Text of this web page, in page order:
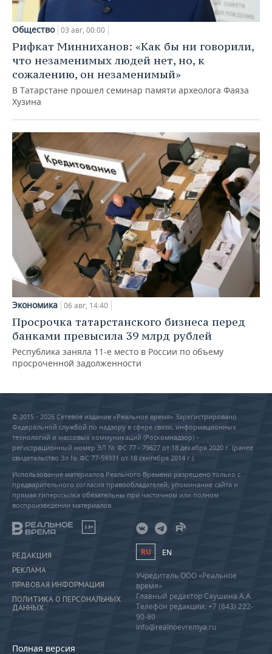
Общество 03 авг, 00:00
Рифкат Минниханов: «Как бы ни говорили,
что незаменимых людей нет, но, к
сожалению, он незаменимый»
В Татарстане прошел семинар памяти археолога Фаяза
Хузина
Экономика 06 авг, 14:40
Просрочка татарстанского бизнеса перед
банками превысила 39 млрд рублей
Республика заняла 11-е место в России по объему
просроченной задолженности
© 2015 - 2026 Сетевое издание «Реальное время» Зарегистрировано
Федеральной службой по надзору в сфере связи, информационных
технологий и массовых коммуникаций (Роскомнадзор) –
регистрационный номер ЭЛ № ФС 77 - 79627 от 18 декабря 2020 г. (ранее
свидетельство Эл № ФС 77-59331 от 18 сентября 2014 г.)
Использование материалов Реального Времени разрешено только с
предварительного согласия правообладателей, упоминание сайта и
прямая гиперссылка обязательны при частичном или полном
воспроизведении материалов.
18+
РЕДАКЦИЯ
РЕКЛАМА
ПРАВОВАЯ ИНФОРМАЦИЯ
ПОЛИТИКА О ПЕРСОНАЛЬНЫХ
ДАННЫХ
Полная версия
RU EN
Учредитель ООО «Реальное
время»
Главный редактор Саушина А.А.
Телефон редакции: +7 (843) 222-
90-80
info@realnoevremya.ru